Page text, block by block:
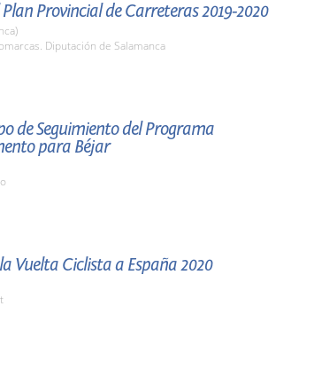
Provincial de Carreteras 2019-2020
Diputación de Salamanca
de Seguimiento del Programa
para Béjar
Vuelta Ciclista a España 2020